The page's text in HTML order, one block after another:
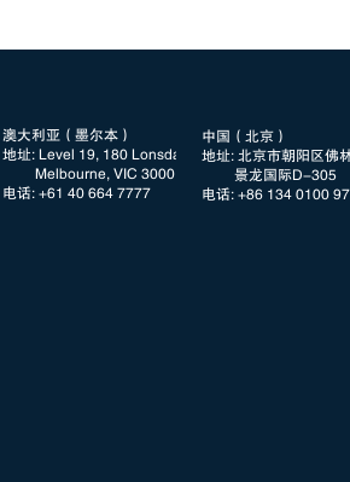
澳大利亚（墨尔本）
地址: Level 19, 180 Lonsdale Street
Melbourne, VIC 3000
电话: +61 40 664 7777
中国（北京）
地址: 北京市朝阳区佛
景龙国际D-305
电话: +86 134 0100